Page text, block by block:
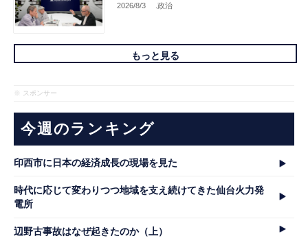
2026/8/3 .政治
もっと見る
※ スポンサー
今週のランキング
印西市に日本の経済成長の現場を見た
時代に応じて変わりつつ地域を支え続けてきた仙台火力発
電所
辺野古事故はなぜ起きたのか（上）